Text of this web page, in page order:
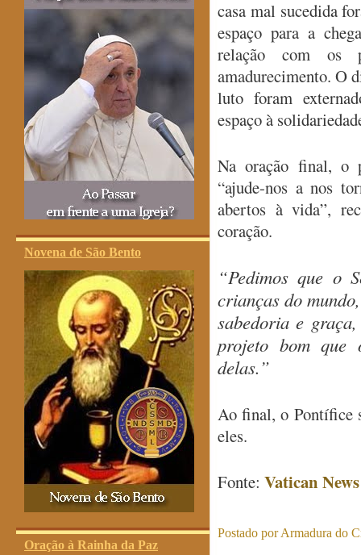
Novena de São Bento
Oração à Rainha da Paz
casa mal sucedida
espaço para a
relação com os
amadurecimento. O
luto foram
espaço à
Na oração final, o
“ajude-nos a nos
abertos à vida”,
coração.
“Pedimos que o
crianças do
sabedoria e
projeto bom que
delas.”
Ao final, o Pontífice
eles.
Fonte: Vatican News
Postado porArmadura do